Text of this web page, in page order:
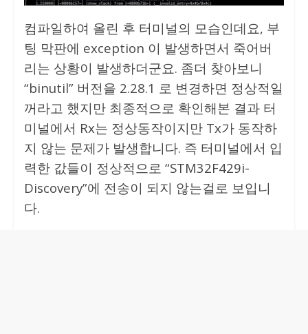
컴파일하여 올린 후 터미널의 모습인데요, 부
팅 막판에 exception 이 발생하면서 죽어버
리는 상황이 발생하더군요. 좀더 찾아보니
“binutil” 버전을 2.28.1 로 변경하면 정상적일
꺼라고 했지만 최종적으로 확인해본 결과 터
미널에서 Rx는 정상동작이지만 Tx가 동작하
지 않는 문제가 발생합니다. 즉 터미널에서 입
력한 값들이 정상적으로 “STM32F429i-
Discovery”에 전송이 되지 않는걸로 보입니
다.